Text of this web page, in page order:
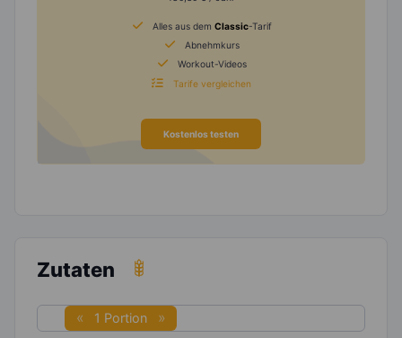
Alles aus dem Classic-Tarif
Abnehmkurs
Workout-Videos
Tarife vergleichen
Kostenlos testen
Zutaten
1 Portion